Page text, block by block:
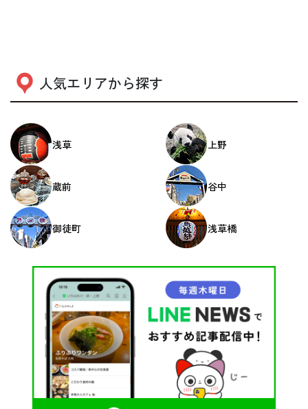
人気エリアから探す
浅草 上野
蔵前 谷中
御徒町 浅草橋